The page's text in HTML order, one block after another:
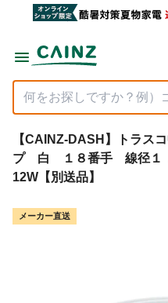
【CAINZ-DASH】トラス
プ 白 １８番手 線径１．
12W【別送品】
メーカー直送